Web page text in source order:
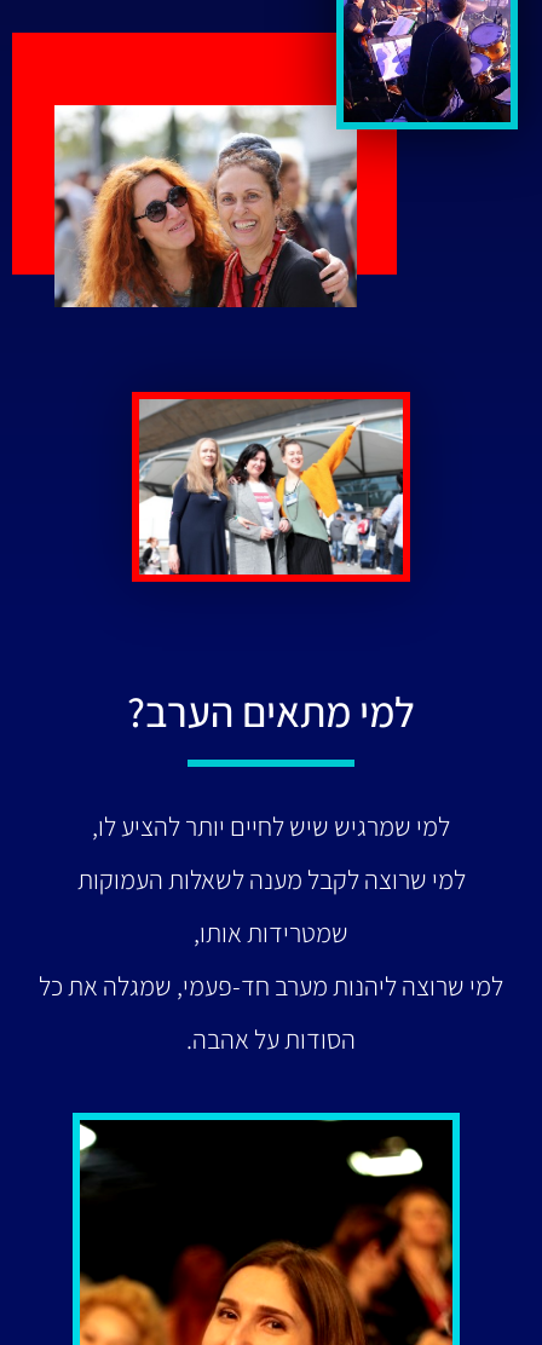
למי מתאים הערב?​
למי שמרגיש שיש לחיים יותר להציע לו,
למי שרוצה לקבל מענה לשאלות העמוקות
שמטרידות אותו,
למי שרוצה ליהנות מערב חד-פעמי, שמגלה את כל
הסודות על אהבה.